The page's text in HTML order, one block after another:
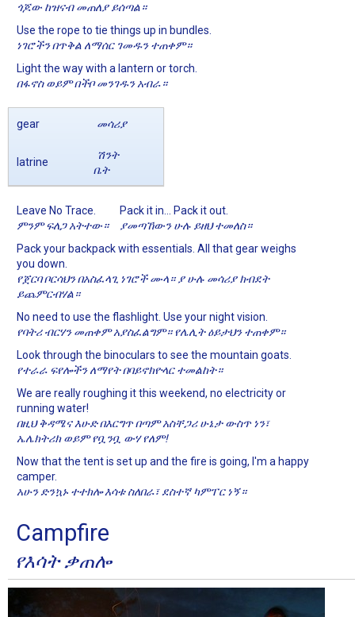
ጎጆው ከዝናብ መጠለያ ይሰጣል።
Use the rope to tie things up in bundles.
ነገሮችን በጥቅል ለማሰር ገመዱን ተጠቀም።
Light the way with a lantern or torch.
በፋኖስ ወይም በችቦ መንገዱን አብራ።
gear መሳሪያ
latrine
ሽንት
ቤት
Leave No Trace.
ምንም ፍለጋ አትተው።
Pack it in... Pack it out.
ያመጣኸውን ሁሉ ይዘህ ተመለስ።
Pack your backpack with essentials. All that gear weighs
you down.
የጀርባ ቦርሳህን በአስፈላጊ ነገሮች ሙላ። ያ ሁሉ መሳሪያ ክብደት
ይጨምርብሃል።
No need to use the flashlight. Use your night vision.
የባትሪ ብርሃን መጠቀም አያስፈልግም። የሌሊት ዕይታህን ተጠቀም።
Look through the binoculars to see the mountain goats.
የተራራ ፍየሎችን ለማየት በባይኖክዮላር ተመልከት።
We are really roughing it this weekend, no electricity or
running water!
በዚህ ቅዳሜና እሁድ በእርግጥ በጣም አስቸጋሪ ሁኔታ ውስጥ ነን፣
ኤሌክትሪክ ወይም የቧንቧ ውሃ የለም!
Now that the tent is set up and the fire is going, I'm a happy
camper.
አሁን ድንኳኑ ተተክሎ እሳቱ ስለበራ፣ ደስተኛ ካምፐር ነኝ።
Campfire
የእሳት ቃጠሎ